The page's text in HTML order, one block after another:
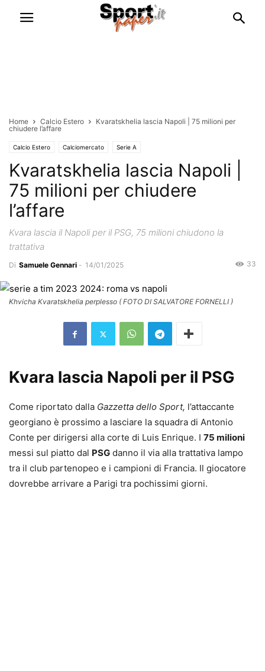
Home Calcio Estero
Kvaratskhelia lascia Napoli | 75 milioni per
chiudere l’affare
Calcio Estero Calciomercato Serie A
Kvaratskhelia lascia Napoli |
75 milioni per chiudere
l’affare
Kvara lascia il Napoli per il PSG, 75 milioni chiudono la
trattativa
Di Samuele Gennari - 14/01/2025 33
Khvicha Kvaratskhelia perplesso ( FOTO DI SALVATORE FORNELLI )
Kvara lascia Napoli per il PSG
Come riportato dalla Gazzetta dello Sport, l’attaccante
georgiano è prossimo a lasciare la squadra di Antonio
Conte per dirigersi alla corte di Luis Enrique. I 75 milioni
messi sul piatto dal PSG danno il via alla trattativa lampo
tra il club partenopeo e i campioni di Francia. Il giocatore
dovrebbe arrivare a Parigi tra pochissimi giorni.